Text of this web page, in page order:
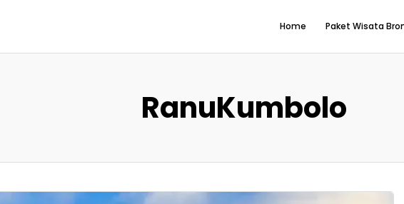
Home Paket Wisata
RanuKumbolo